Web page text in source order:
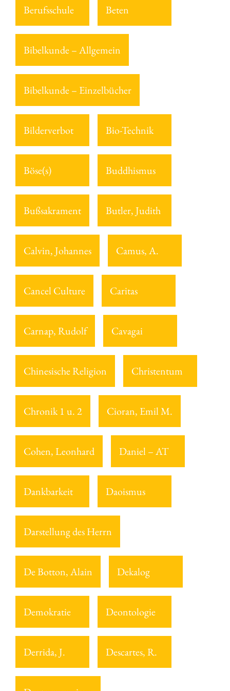
Berufsschule Beten
Bibelkunde – Allgemein
Bibelkunde – Einzelbücher
Bilderverbot Bio-Technik
Böse(s) Buddhismus
Bußsakrament Butler, Judith
Calvin, Johannes Camus, A.
Cancel Culture Caritas
Carnap, Rudolf Cavagai
Chinesische Religion Christentum
Chronik 1 u. 2 Cioran, Emil M.
Cohen, Leonhard Daniel – AT
Dankbarkeit Daoismus
Darstellung des Herrn
De Botton, Alain Dekalog
Demokratie Deontologie
Derrida, J. Descartes, R.